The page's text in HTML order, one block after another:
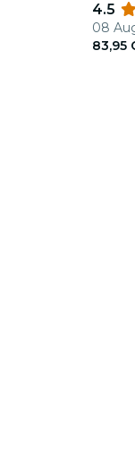
4.5
08
83,95